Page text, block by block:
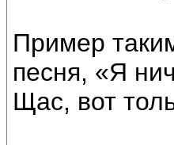
Пример
песня, «Я
Щас, вот